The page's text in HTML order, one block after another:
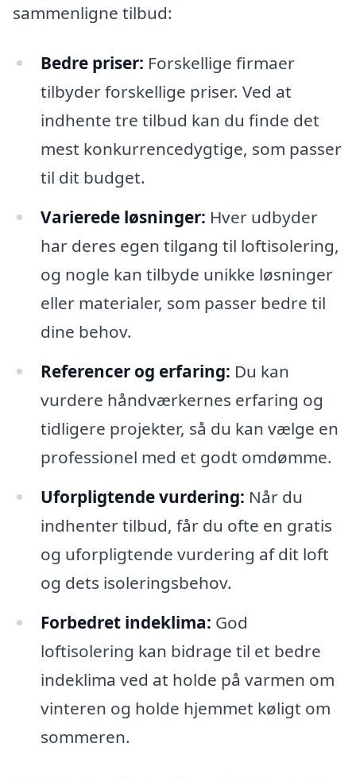
sammenligne tilbud:
Bedre priser: Forskellige firmaer
tilbyder forskellige priser. Ved at
indhente tre tilbud kan du finde det
mest konkurrencedygtige, som passer
til dit budget.
Varierede løsninger: Hver udbyder
har deres egen tilgang til loftisolering,
og nogle kan tilbyde unikke løsninger
eller materialer, som passer bedre til
dine behov.
Referencer og erfaring: Du kan
vurdere håndværkernes erfaring og
tidligere projekter, så du kan vælge en
professionel med et godt omdømme.
Uforpligtende vurdering: Når du
indhenter tilbud, får du ofte en gratis
og uforpligtende vurdering af dit loft
og dets isoleringsbehov.
Forbedret indeklima: God
loftisolering kan bidrage til et bedre
indeklima ved at holde på varmen om
vinteren og holde hjemmet køligt om
sommeren.